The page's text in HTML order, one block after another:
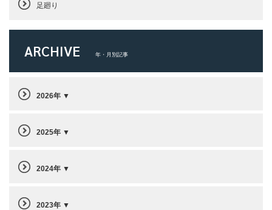
足廻り
ARCHIVE 年・月別記事
2026年
2025年
2024年
2023年